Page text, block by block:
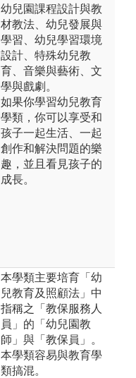
幼兒園課程設計與教
材教法、幼兒發展與
學習、幼兒學習環境
設計、特殊幼兒教
育、音樂與藝術、文
學與戲劇。
如果你學習幼兒教育
學類，你可以享受和
孩子一起生活、一起
創作和解決問題的樂
趣，並且看見孩子的
成長。
本學類主要培育「幼
兒教育及照顧法」中
指稱之「教保服務人
員」的「幼兒園教
師」與「教保員」。
本學類容易與教育學
類搞混。